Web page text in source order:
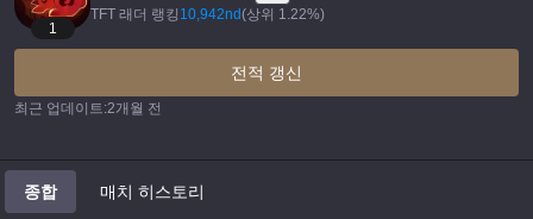
1
TFT 래더 랭킹 10,942nd(상위 1.22%)
전적 갱신
최근 업데이트:2개월 전
종합 매치 히스토리